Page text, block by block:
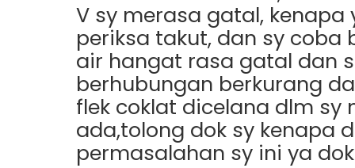
V sy merasa gatal, kenapa
periksa takut, dan sy coba
air hangat rasa gatal dan
berhubungan berkurang
flek coklat dicelana dlm sy
ada,tolong dok sy kenapa
permasalahan sy ini ya